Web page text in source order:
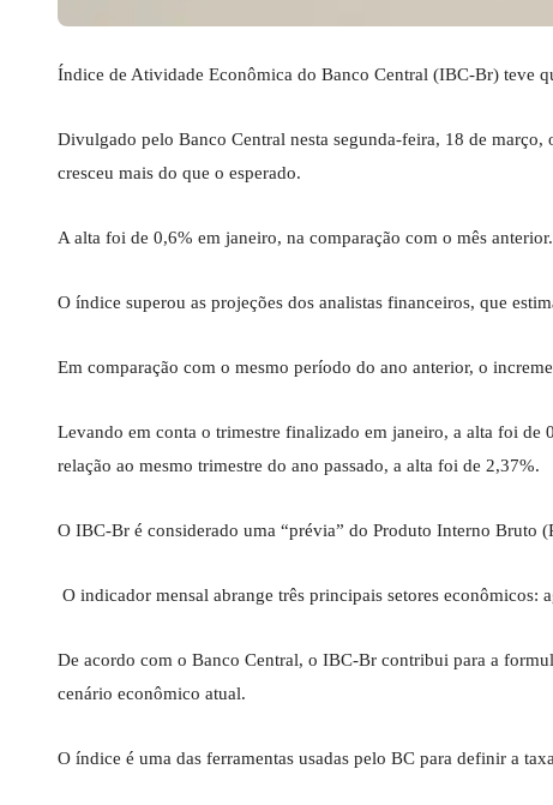
Índice de Atividade Econômica do Banco Central (IBC-Br) teve
Divulgado pelo Banco Central nesta segunda-feira, 18 de
cresceu mais do que o esperado.
A alta foi de 0,6% em janeiro, na comparação com o mês anterior.
O índice superou as projeções dos analistas financeiros, que
Em comparação com o mesmo período do ano anterior, o
Levando em conta o trimestre finalizado em janeiro, a alta foi de
relação ao mesmo trimestre do ano passado, a alta foi de 2,37%.
O IBC-Br é considerado uma “prévia” do Produto Interno Bruto
O indicador mensal abrange três principais setores econômicos:
De acordo com o Banco Central, o IBC-Br contribui para a
cenário econômico atual.
O índice é uma das ferramentas usadas pelo BC para definir a